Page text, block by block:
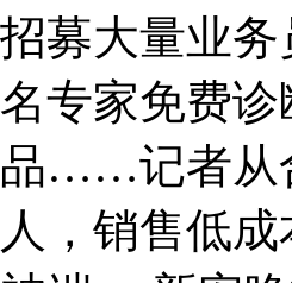
招募大量业
名专家免费
品……记者从
人，销售低